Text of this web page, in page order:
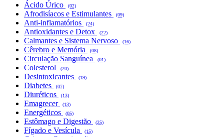
Ácido Úrico (02)
Afrodisíacos e Estimulantes (09)
Anti-inflamatórios (24)
Antioxidantes e Detox (22)
Calmantes e Sistema Nervoso (16)
Cêrebro e Memória (08)
Circulação Sanguínea (01)
Colesterol (20)
Desintoxicantes (19)
Diabetes (07)
Diuréticos (13)
Emagrecer (13)
Energéticos (05)
Estômago e Digestão (25)
Fígado e Vesícula (15)